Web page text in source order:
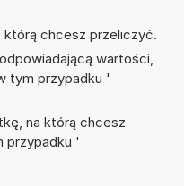
chcesz przeliczyć.
wartości,
tym przypadku '
na którą chcesz
przypadku '